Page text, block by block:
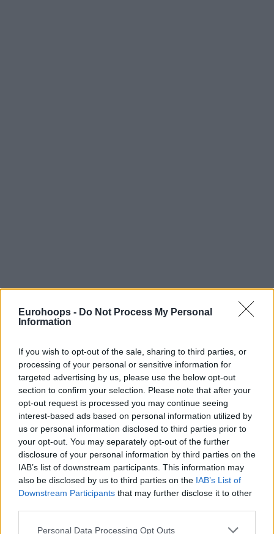
Eurohoops - Do Not Process My Personal
Information
If you wish to opt-out of the sale, sharing to third parties, or
processing of your personal or sensitive information for
targeted advertising by us, please use the below opt-out
section to confirm your selection. Please note that after your
opt-out request is processed you may continue seeing
interest-based ads based on personal information utilized by
us or personal information disclosed to third parties prior to
your opt-out. You may separately opt-out of the further
disclosure of your personal information by third parties on the
IAB’s list of downstream participants. This information may
also be disclosed by us to third parties on the IAB’s List of
Downstream Participants that may further disclose it to other
Please note that this website/app uses one or more Google
Personal Data Processing Opt Outs
Η εξέλιξη
Το παιχνίδι ήταν μονόπλευρο από τα πρώτα πέντε λεπτά
σχεδόν, με τονΆλεκ Πίτερςνα κάνει σχεδόν τα πάντα για
τον Ολυμπιακό και να πετυχαίνει ήδη 20 πόντους στο
πρώτο 20λεπτο, έχοντας 2/2 δίποντα, 4/5 τρίποντα και 4/4
ελεύθερες βολές. Είχε και 4 ριμπάουντ, 2 ασίστ, 2
κλεψίματα και 2 λάθη, όταν οι Πατρινοί είχαν οκτώ
πόντους παραπάνω στο φινάλε του πρώτου ημιχρόνου (28
πόντους).